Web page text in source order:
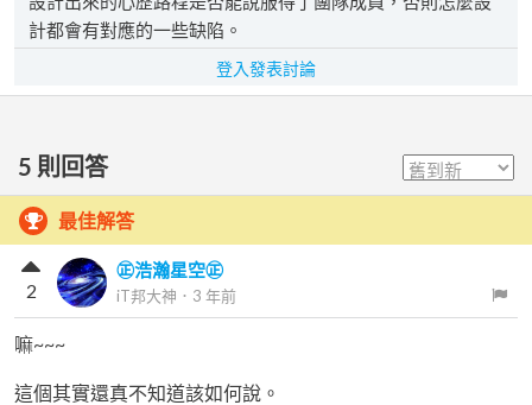
計都會有對應的一些缺陷。
登入發表討論
5 則回答
最佳解答
㊣浩瀚星空㊣
iT邦大神 ． 3 年前
2
嘛~~~
這個其實還真不知道該如何說。